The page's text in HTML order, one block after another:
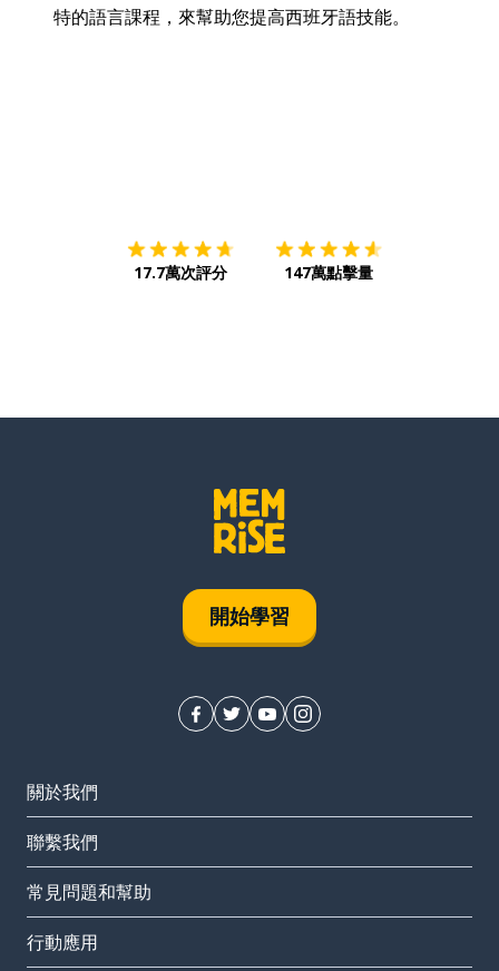
特的語言課程，來幫助您提高西班牙語技能。
17.7萬次評分 147萬點擊量
開始學習
關於我們
聯繫我們
常見問題和幫助
行動應用